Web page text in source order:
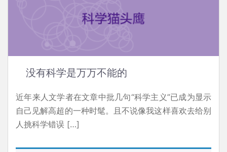
没有科学是万万不能的
近年来人文学者在文章中批几句“科学主义”已成为显示
自己见解高超的一种时髦。且不说像我这样喜欢去给别
人挑科学错误 […]